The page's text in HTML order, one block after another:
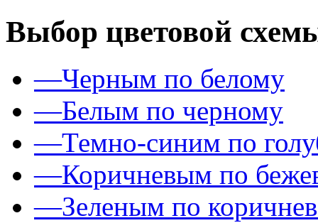
Выбор цветовой
—Черным по белому
—Белым по черному
—Темно-синим по
—Коричневым по
—Зеленым по